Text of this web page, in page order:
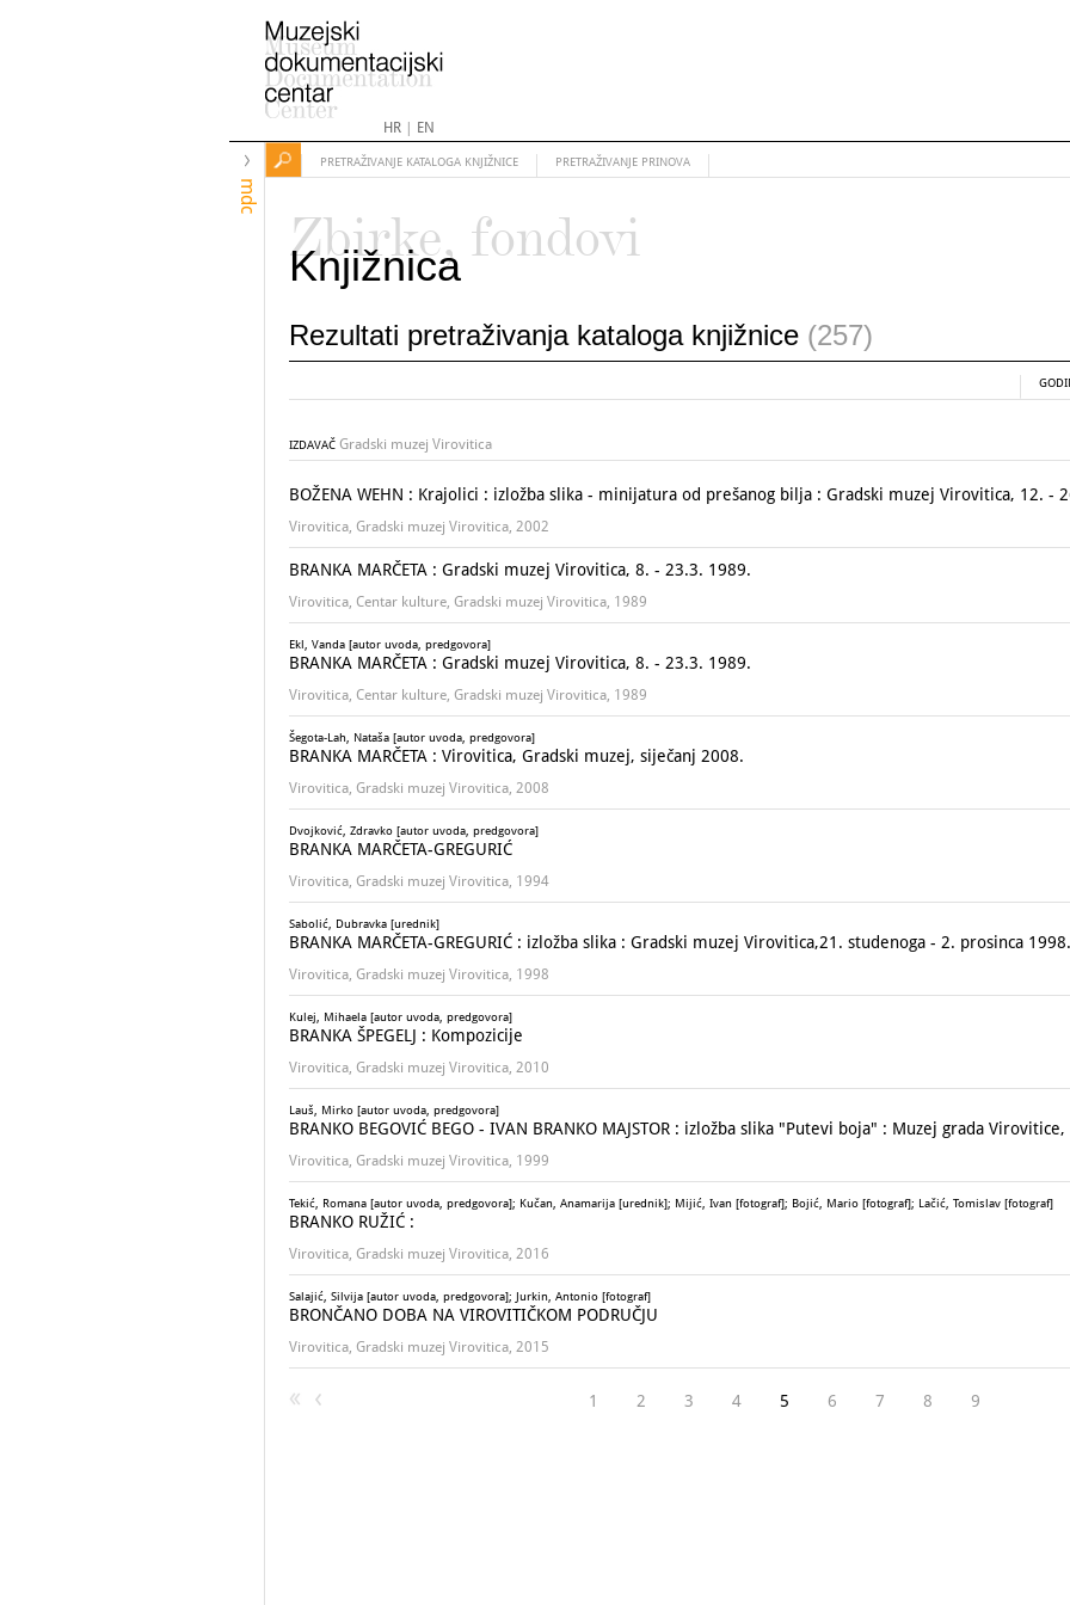
HR| EN
mdc
PRETRAŽIVANJE KATALOGA KNJIŽNICE PRETRAŽIVANJE PRINOVA
Zbirke, fondovi
Knjižnica
Rezultati pretraživanja kataloga knjižnice (257)
IZDAVAČ Gradski muzej Virovitica
BOŽENA WEHN : Krajolici : izložba slika - minijatura od prešanog bilja : Gradski muzej Virovitica, 12. -
Virovitica, Gradski muzej Virovitica, 2002
BRANKA MARČETA : Gradski muzej Virovitica, 8. - 23.3. 1989.
Virovitica, Centar kulture, Gradski muzej Virovitica, 1989
Ekl, Vanda [autor uvoda, predgovora]
BRANKA MARČETA : Gradski muzej Virovitica, 8. - 23.3. 1989.
Virovitica, Centar kulture, Gradski muzej Virovitica, 1989
Šegota-Lah, Nataša [autor uvoda, predgovora]
BRANKA MARČETA : Virovitica, Gradski muzej, siječanj 2008.
Virovitica, Gradski muzej Virovitica, 2008
Dvojković, Zdravko [autor uvoda, predgovora]
BRANKA MARČETA-GREGURIĆ
Virovitica, Gradski muzej Virovitica, 1994
Sabolić, Dubravka [urednik]
BRANKA MARČETA-GREGURIĆ : izložba slika : Gradski muzej Virovitica,21. studenoga - 2. prosinca 1998.
Virovitica, Gradski muzej Virovitica, 1998
Kulej, Mihaela [autor uvoda, predgovora]
BRANKA ŠPEGELJ : Kompozicije
Virovitica, Gradski muzej Virovitica, 2010
Lauš, Mirko [autor uvoda, predgovora]
BRANKO BEGOVIĆ BEGO - IVAN BRANKO MAJSTOR : izložba slika "Putevi boja" : Muzej grada
Virovitica, Gradski muzej Virovitica, 1999
Tekić, Romana [autor uvoda, predgovora]; Kučan, Anamarija [urednik]; Mijić, Ivan [fotograf]; Bojić, Mario [fotograf]; Lačić, Tomislav [fotograf]
BRANKO RUŽIĆ :
Virovitica, Gradski muzej Virovitica, 2016
Salajić, Silvija [autor uvoda, predgovora]; Jurkin, Antonio [fotograf]
BRONČANO DOBA NA VIROVITIČKOM PODRUČJU
Virovitica, Gradski muzej Virovitica, 2015
1 2 3 4 5 6 7 8 9